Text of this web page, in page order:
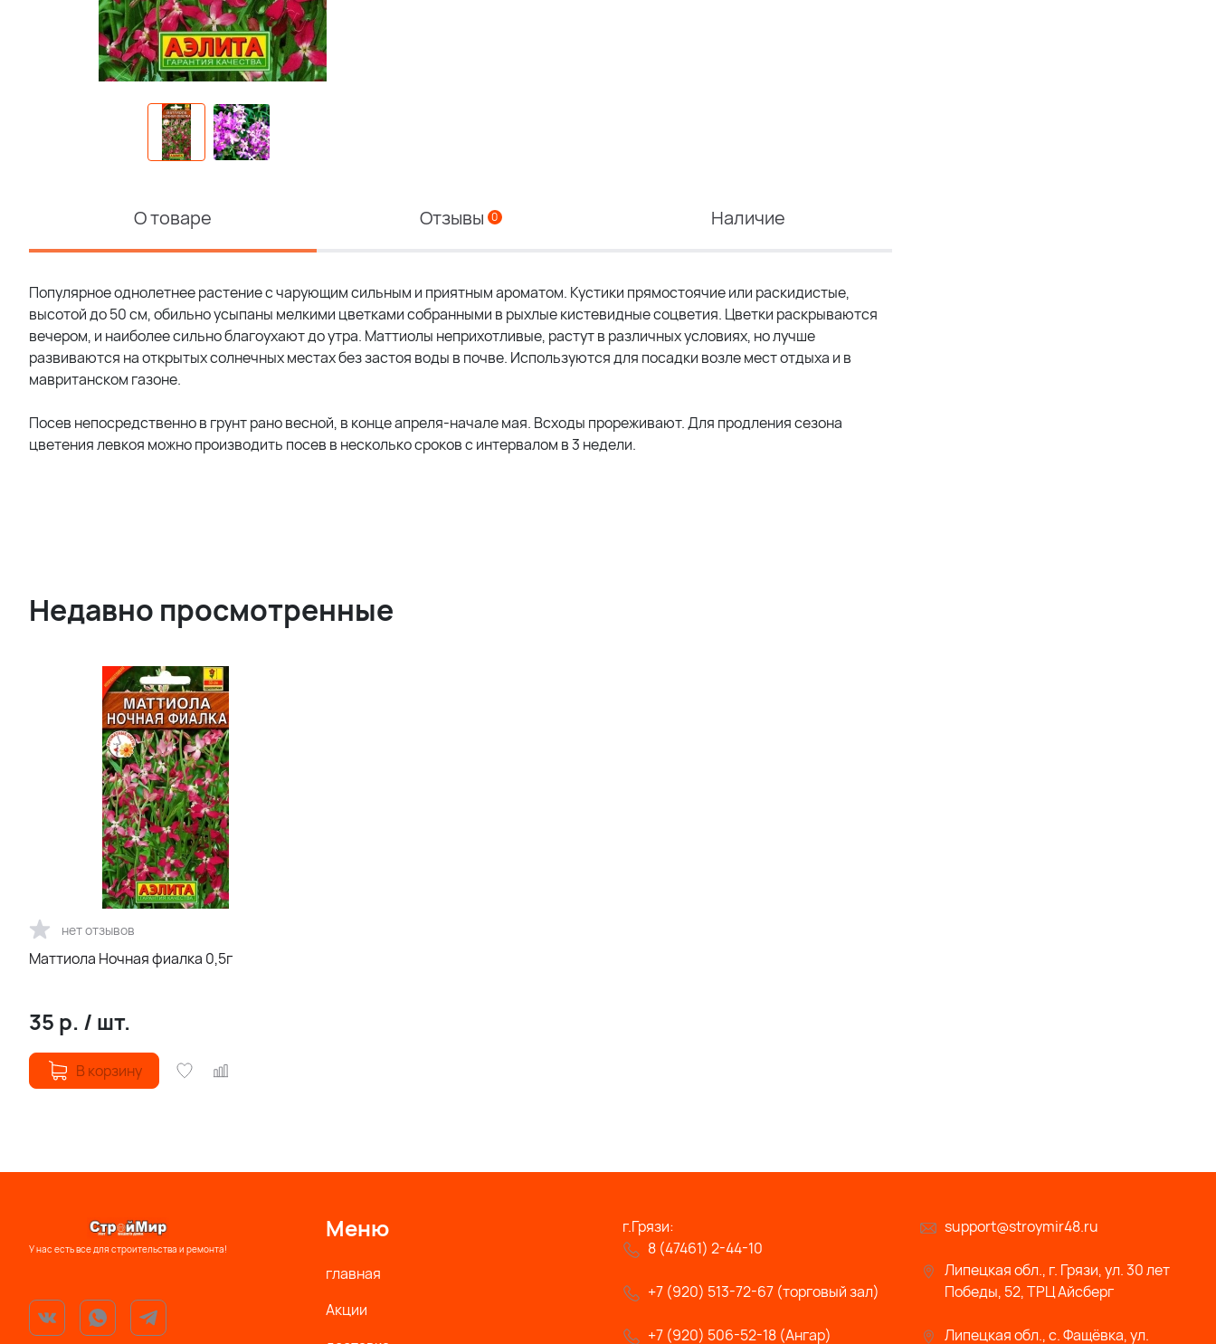
О товаре Отзывы 0 Наличие
Популярное однолетнее растение с чарующим сильным и приятным ароматом. Кустики прямостоячие или раскидистые,
высотой до 50 см, обильно усыпаны мелкими цветками собранными в рыхлые кистевидные соцветия. Цветки раскрываются
вечером, и наиболее сильно благоухают до утра. Маттиолы неприхотливые, растут в различных условиях, но лучше
развиваются на открытых солнечных местах без застоя воды в почве. Используются для посадки возле мест отдыха и в
мавританском газоне.
Посев непосредственно в грунт рано весной, в конце апреля-начале мая. Всходы прореживают. Для продления сезона
цветения левкоя можно производить посев в несколько сроков с интервалом в 3 недели.
Недавно просмотренные
нет отзывов
Маттиола Ночная фиалка 0,5г
35 р. / шт.
В корзину
У нас есть все для строительства и ремонта!
support@stroymir48.ru
Липецкая обл., г. Грязи, ул. 30 лет
Победы, 52, ТРЦ Айсберг
Липецкая обл., с. Фащёвка, ул.
Меню
главная
Акции
г.Грязи:
8 (47461) 2-44-10
+7 (920) 513-72-67 (торговый зал)
+7 (920) 506-52-18 (Ангар)